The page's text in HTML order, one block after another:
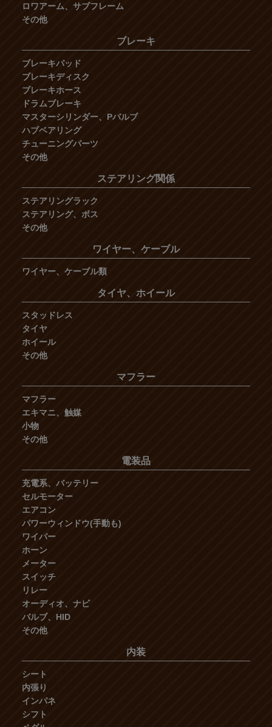
ロワアーム、サブフレーム
その他
ブレーキ
ブレーキパッド
ブレーキディスク
ブレーキホース
ドラムブレーキ
マスターシリンダー、Pバルブ
ハブベアリング
チューニングパーツ
その他
ステアリング関係
ステアリングラック
ステアリング、ボス
その他
ワイヤー、ケーブル
ワイヤー、ケーブル類
タイヤ、ホイール
スタッドレス
タイヤ
ホイール
その他
マフラー
マフラー
エキマニ、触媒
小物
その他
電装品
充電系、バッテリー
セルモーター
エアコン
パワーウィンドウ(手動も)
ワイパー
ホーン
メーター
スイッチ
リレー
オーディオ、ナビ
バルブ、HID
その他
内装
シート
内張り
インパネ
シフト